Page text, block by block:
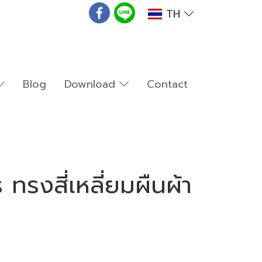
TH
Blog Download Contact
รงสี่เหลี่ยมผืนผ้า